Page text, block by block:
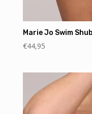
Marie Jo Swim
€44,95